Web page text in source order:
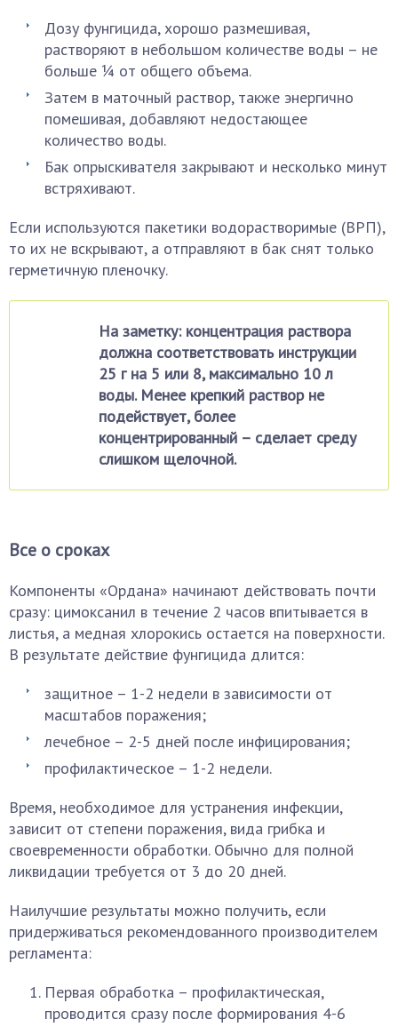
Дозу фунгицида, хорошо размешивая,
растворяют в небольшом количестве воды – не
больше ¼ от общего объема.
Затем в маточный раствор, также энергично
помешивая, добавляют недостающее
количество воды.
Бак опрыскивателя закрывают и несколько минут
встряхивают.
Если используются пакетики водорастворимые (ВРП),
то их не вскрывают, а отправляют в бак снят только
герметичную пленочку.
На заметку: концентрация раствора
должна соответствовать инструкции
25 г на 5 или 8, максимально 10 л
воды. Менее крепкий раствор не
подействует, более
концентрированный – сделает среду
слишком щелочной.
Все о сроках
Компоненты «Ордана» начинают действовать почти
сразу: цимоксанил в течение 2 часов впитывается в
листья, а медная хлорокись остается на поверхности.
В результате действие фунгицида длится:
защитное – 1-2 недели в зависимости от
масштабов поражения;
лечебное – 2-5 дней после инфицирования;
профилактическое – 1-2 недели.
Время, необходимое для устранения инфекции,
зависит от степени поражения, вида грибка и
своевременности обработки. Обычно для полной
ликвидации требуется от 3 до 20 дней.
Наилучшие результаты можно получить, если
придерживаться рекомендованного производителем
регламента:
Первая обработка – профилактическая,
проводится сразу после формирования 4-6